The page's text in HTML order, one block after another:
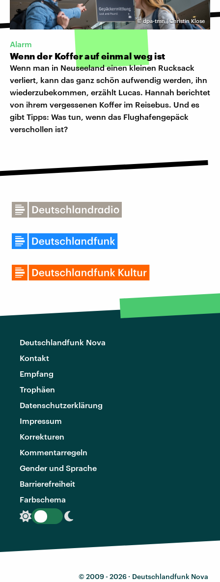
©dpa-tmn | Christin Klose
Alarm
Wenn der Koffer auf einmal weg ist
Wenn man in Neuseeland einen kleinen Rucksack
verliert, kann das ganz schön aufwendig werden, ihn
wiederzubekommen, erzählt Lucas. Hannah berichtet
von ihrem vergessenen Koffer im Reisebus. Und es
gibt Tipps: Was tun, wenn das Flughafengepäck
verschollen ist?
Deutschlandfunk Nova
Kontakt
Empfang
Trophäen
Datenschutzerklärung
Impressum
Korrekturen
Kommentarregeln
Gender und Sprache
Barrierefreiheit
Farbschema
© 2009 - 2026 · Deutschlandfunk Nova